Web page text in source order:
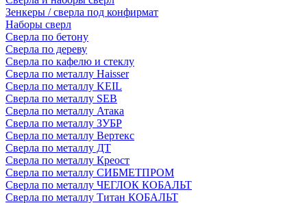
Зенкеры / сверла под конфирмат
Наборы сверл
Сверла по бетону
Сверла по дереву
Сверла по кафелю и стеклу
Сверла по металлу Haisser
Сверла по металлу KEIL
Сверла по металлу SEB
Сверла по металлу Атака
Сверла по металлу ЗУБР
Сверла по металлу Вертекс
Сверла по металлу ДТ
Сверла по металлу Креост
Сверла по металлу СИБМЕТПРОМ
Сверла по металлу ЧЕГЛОК КОБАЛЬТ
Сверла по металлу Титан КОБАЛЬТ